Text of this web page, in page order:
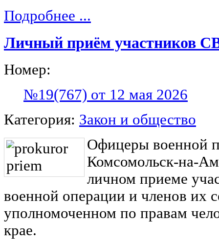
Подробнее ...
Личный приём участников
Номер:
№19(767) от 12 мая 2026
Категория: Закон и общество
Офицеры военной
Комсомольск-на-
личном приеме
военной операции и членов их
уполномоченном по правам
крае.